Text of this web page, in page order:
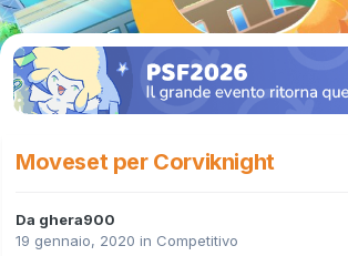
Moveset per Corviknight
Da ghera900
19 gennaio, 2020 in Competitivo